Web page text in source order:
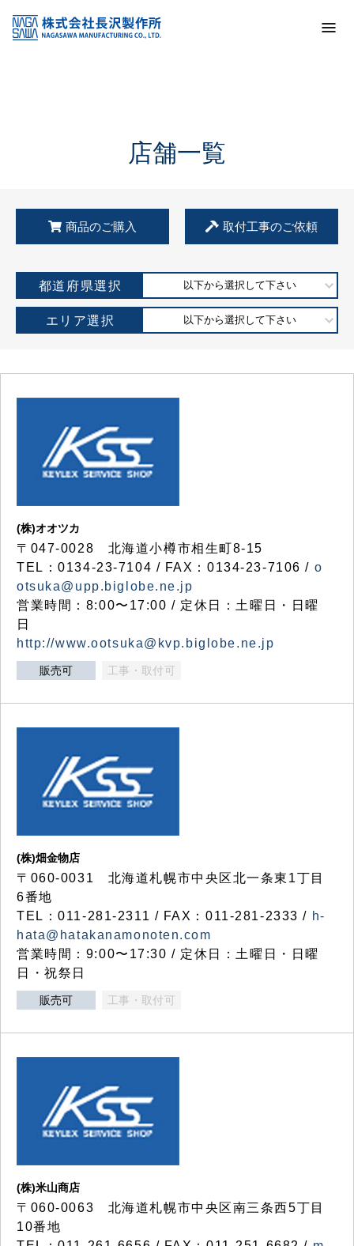
KSS加盟店・取扱店情報
店舗一覧
店舗一覧
商品のご購入 取付工事のご依頼
都道府県選択 以下から選択して下さい
エリア選択 以下から選択して下さい
(株)オオツカ
〒047-0028 北海道小樽市相生町8-15
TEL：0134-23-7104 / FAX：0134-23-7106 / o
otsuka@upp.biglobe.ne.jp
営業時間：8:00〜17:00 / 定休日：土曜日・日曜
日
http://www.ootsuka@kvp.biglobe.ne.jp
販売可 工事・取付可
(株)畑金物店
〒060-0031 北海道札幌市中央区北一条東1丁目
6番地
TEL：011-281-2311 / FAX：011-281-2333 / h-
hata@hatakanamonoten.com
営業時間：9:00〜17:30 / 定休日：土曜日・日曜
日・祝祭日
販売可 工事・取付可
(株)米山商店
〒060-0063 北海道札幌市中央区南三条西5丁目
10番地